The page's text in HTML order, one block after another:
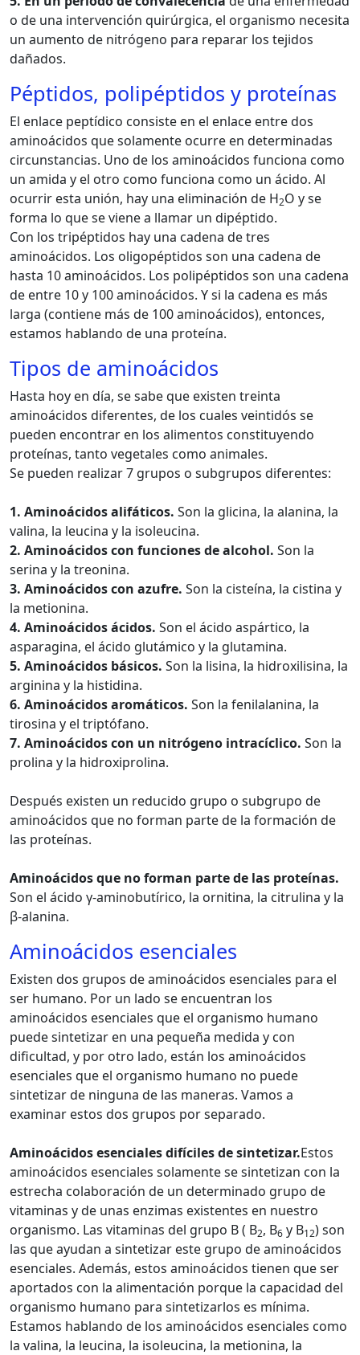
o de una intervención quirúrgica, el organismo necesita
un aumento de nitrógeno para reparar los tejidos
dañados.
Péptidos, polipéptidos y proteínas
El enlace peptídico consiste en el enlace entre dos
aminoácidos que solamente ocurre en determinadas
circunstancias. Uno de los aminoácidos funciona como
un amida y el otro como funciona como un ácido. Al
ocurrir esta unión, hay una eliminación de H2O y se
forma lo que se viene a llamar un dipéptido.
Con los tripéptidos hay una cadena de tres
aminoácidos. Los oligopéptidos son una cadena de
hasta 10 aminoácidos. Los polipéptidos son una cadena
de entre 10 y 100 aminoácidos. Y si la cadena es más
larga (contiene más de 100 aminoácidos), entonces,
estamos hablando de una proteína.
Tipos de aminoácidos
Hasta hoy en día, se sabe que existen treinta
aminoácidos diferentes, de los cuales veintidós se
pueden encontrar en los alimentos constituyendo
proteínas, tanto vegetales como animales.
Se pueden realizar 7 grupos o subgrupos diferentes:
1. Aminoácidos alifáticos. Son la glicina, la alanina, la
valina, la leucina y la isoleucina.
2. Aminoácidos con funciones de alcohol. Son la
serina y la treonina.
3. Aminoácidos con azufre. Son la cisteína, la cistina y
la metionina.
4. Aminoácidos ácidos. Son el ácido aspártico, la
asparagina, el ácido glutámico y la glutamina.
5. Aminoácidos básicos. Son la lisina, la hidroxilisina, la
arginina y la histidina.
6. Aminoácidos aromáticos. Son la fenilalanina, la
tirosina y el triptófano.
7. Aminoácidos con un nitrógeno intracíclico. Son la
prolina y la hidroxiprolina.
Después existen un reducido grupo o subgrupo de
aminoácidos que no forman parte de la formación de
las proteínas.
Aminoácidos que no forman parte de las proteínas.
Son el ácido γ-aminobutírico, la ornitina, la citrulina y la
β-alanina.
Aminoácidos esenciales
Existen dos grupos de aminoácidos esenciales para el
ser humano. Por un lado se encuentran los
aminoácidos esenciales que el organismo humano
puede sintetizar en una pequeña medida y con
dificultad, y por otro lado, están los aminoácidos
esenciales que el organismo humano no puede
sintetizar de ninguna de las maneras. Vamos a
examinar estos dos grupos por separado.
Aminoácidos esenciales difíciles de sintetizar.Estos
aminoácidos esenciales solamente se sintetizan con la
estrecha colaboración de un determinado grupo de
vitaminas y de unas enzimas existentes en nuestro
organismo. Las vitaminas del grupo B ( B2, B6 y B12) son
las que ayudan a sintetizar este grupo de aminoácidos
esenciales. Además, estos aminoácidos tienen que ser
aportados con la alimentación porque la capacidad del
organismo humano para sintetizarlos es mínima.
Estamos hablando de los aminoácidos esenciales como
la valina, la leucina, la isoleucina, la metionina, la